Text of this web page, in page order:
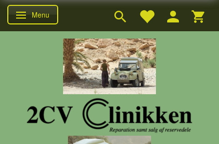
Skifte navigation
Menu